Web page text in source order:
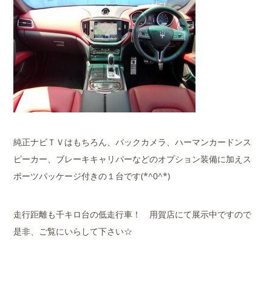
純正ナビＴＶはもちろん、バックカメラ、ハーマンカードンス
ピーカー、ブレーキキャリパーなどのオプション装備に加えス
ポーツパッケージ付きの１台です(*^0^*)
走行距離も千キロ台の低走行車！ 用賀店にて展示中ですので
是非、ご覧にいらして下さい☆